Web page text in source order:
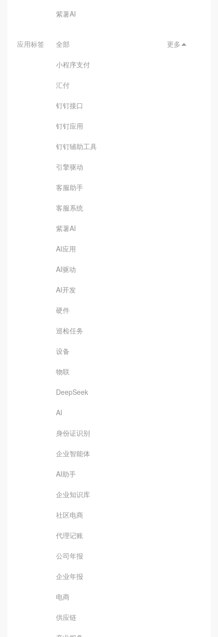
紫薯AI
应用标签 全部
小程序支付
汇付
钉钉接口
钉钉应用
钉钉辅助工具
引擎驱动
客服助手
客服系统
紫薯AI
AI应用
AI驱动
AI开发
硬件
巡检任务
设备
物联
DeepSeek
AI
身份证识别
企业智能体
AI助手
企业知识库
社区电商
代理记账
公司年报
企业年报
电商
供应链
更多 